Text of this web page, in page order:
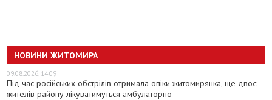
НОВИНИ ЖИТОМИРА
09.08.2026, 14:09
Під час російських обстрілів отримала опіки житомирянка, ще двоє
жителів району лікуватимуться амбулаторно